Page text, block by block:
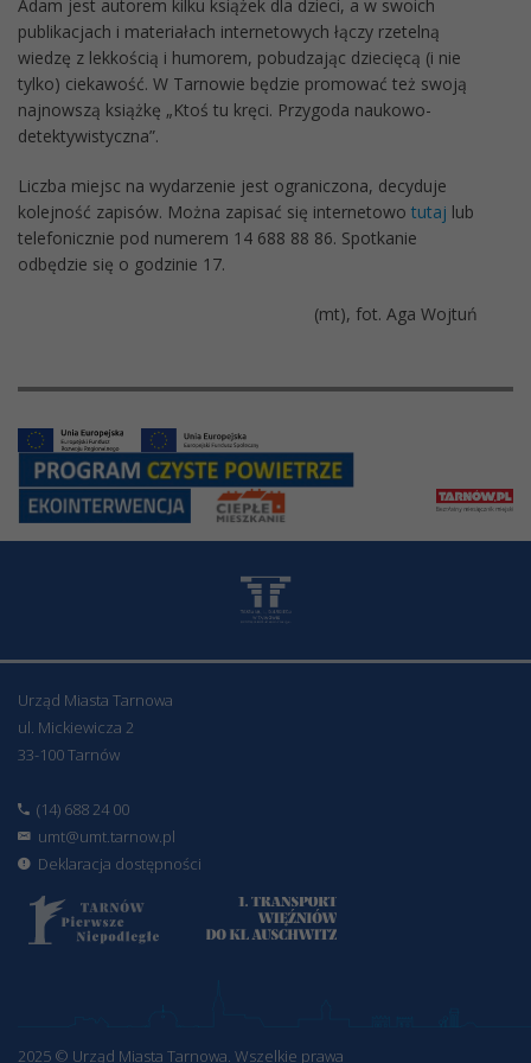
Adam jest autorem kilku książek dla dzieci, a w swoich
publikacjach i materiałach internetowych łączy rzetelną
wiedzę z lekkością i humorem, pobudzając dziecięcą (i nie
tylko) ciekawość. W Tarnowie będzie promować też swoją
najnowszą książkę „Ktoś tu kręci. Przygoda naukowo-
detektywistyczna”.
Liczba miejsc na wydarzenie jest ograniczona, decyduje
kolejność zapisów. Można zapisać się internetowo tutaj lub
telefonicznie pod numerem 14 688 88 86. Spotkanie
odbędzie się o godzinie 17.
(mt), fot. Aga Wojtuń
Urząd Miasta Tarnowa
ul. Mickiewicza 2
33-100 Tarnów
(14) 688 24 00
umt@umt.tarnow.pl
Deklaracja dostępności
2025 © Urząd Miasta Tarnowa. Wszelkie prawa